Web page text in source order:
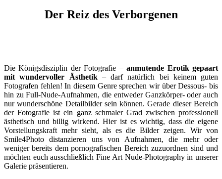
Der Reiz des Verborgenen
Die Königsdisziplin der Fotografie –anmutende Erotik gepaart
mit wundervoller Ästhetik– darf natürlich bei keinem guten
Fotografen fehlen! In diesem Genre sprechen wir über Dessous- bis
hin zu Full-Nude-Aufnahmen, die entweder Ganzkörper- oder auch
nur wunderschöne Detailbilder sein können. Gerade dieser Bereich
der Fotografie ist ein ganz schmaler Grad zwischen professionell
ästhetisch und billig wirkend. Hier ist es wichtig, dass die eigene
Vorstellungskraft mehr sieht, als es die Bilder zeigen. Wir von
Smile4Photo distanzieren uns von Aufnahmen, die mehr oder
weniger bereits dem pornografischen Bereich zuzuordnen sind und
möchten euch ausschließlich Fine Art Nude-Photography in unserer
Galerie präsentieren.